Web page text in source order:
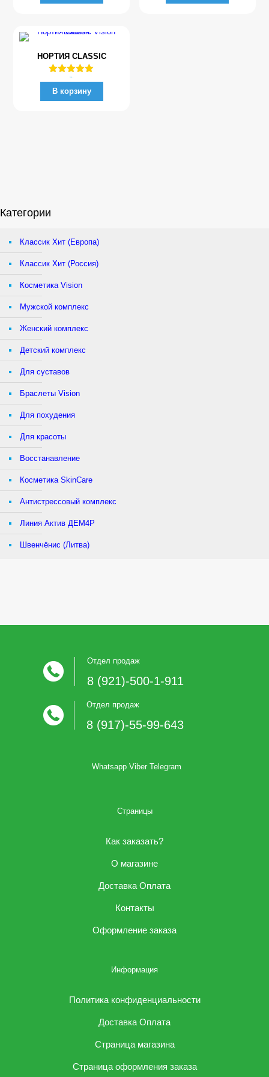
НОРТИЯ CLASSIC
Оценка
5.00
из 5
В корзину
Категории
Классик Хит (Европа)
Классик Хит (Россия)
Косметика Vision
Мужской комплекс
Женский комплекс
Детский комплекс
Для суставов
Браслеты Vision
Для похудения
Для красоты
Восстанавление
Косметика SkinCare
Антистрессовый комплекс
Линия Актив ДЕМ4Р
Швенчёнис (Литва)
Отдел продаж
8 (921)-500-1-911
Отдел продаж
8 (917)-55-99-643
Whatsapp Viber Telegram
Страницы
Как заказать?
О магазине
Доставка Оплата
Контакты
Оформление заказа
Информация
Политика конфиденциальности
Доставка Оплата
Страница магазина
Страница оформления заказа